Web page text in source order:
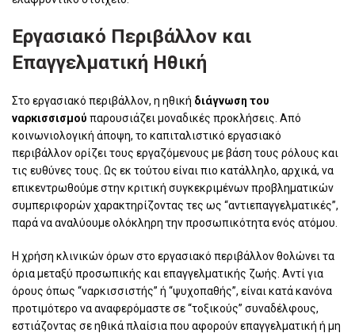
Εργασιακό Περιβάλλον και
Επαγγελματική Ηθική
Στο εργασιακό περιβάλλον, η ηθική διάγνωση του
ναρκισσισμού παρουσιάζει μοναδικές προκλήσεις. Από
κοινωνιολογική άποψη, το καπιταλιστικό εργασιακό
περιβάλλον ορίζει τους εργαζόμενους με βάση τους ρόλους και
τις ευθύνες τους. Ως εκ τούτου είναι πιο κατάλληλο, αρχικά, να
επικεντρωθούμε στην κριτική συγκεκριμένων προβληματικών
συμπεριφορών χαρακτηρίζοντας τες ως “αντιεπαγγελματικές”,
παρά να αναλύουμε ολόκληρη την προσωπικότητα ενός ατόμου.
Η χρήση κλινικών όρων στο εργασιακό περιβάλλον θολώνει τα
όρια μεταξύ προσωπικής και επαγγελματικής ζωής. Αντί για
όρους όπως “ναρκισσιστής” ή “ψυχοπαθής”, είναι κατά κανόνα
προτιμότερο να αναφερόμαστε σε “τοξικούς” συναδέλφους,
εστιάζοντας σε ηθικά πλαίσια που αφορούν επαγγελματική ή μη